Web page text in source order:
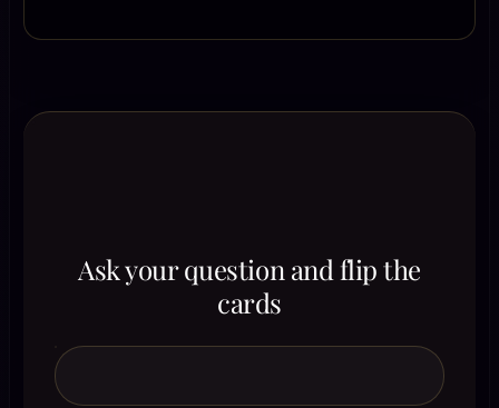
Ask your question and flip the
cards